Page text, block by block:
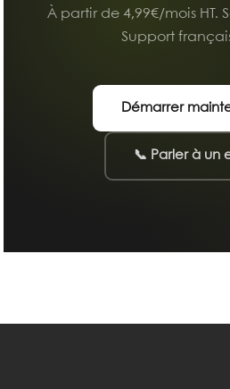
À partir de 4,99€/mois HT.
Support
Démarrer
📞 Parler à un